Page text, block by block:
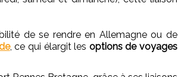
de se rendre en Allemagne ou de
, ce qui élargit les options de voyages